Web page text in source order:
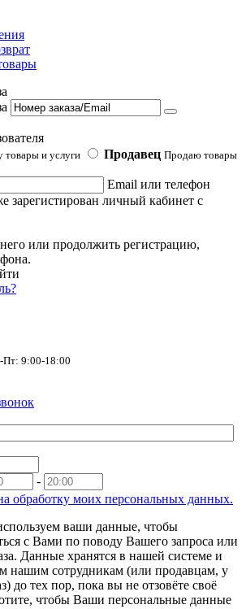
и услуги Продавец Продаю товары
Email или телефон
зарегистирован личный кабинет с
или продолжить регистрацию,
Пт: 9:00-18:00
-
обработку моих персональных данных.
ваши данные, чтобы
с Вами по поводу Вашего запроса или
Данные хранятся в нашей системе и
нашим сотрудникам (или продавцам, у
до тех пор, пока вы не отзовёте своё
чтобы Ваши персональные данные